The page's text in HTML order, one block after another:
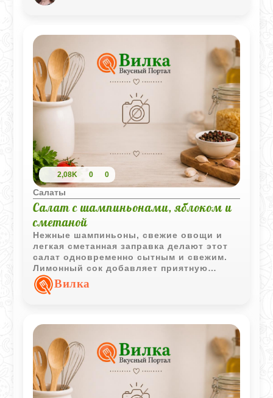
2,08K 0 0
Салаты
Салат с шампиньонами, яблоком и
сметаной
Нежные шампиньоны, свежие овощи и
легкая сметанная заправка делают этот
салат одновременно сытным и свежим.
Лимонный сок добавляет приятную
кислинку и хорошо подчеркивает вкус
грибов.Вилка